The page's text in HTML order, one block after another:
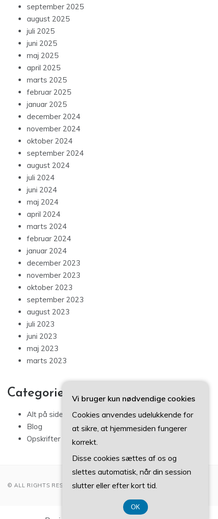
september 2025
august 2025
juli 2025
juni 2025
maj 2025
april 2025
marts 2025
februar 2025
januar 2025
december 2024
november 2024
oktober 2024
september 2024
august 2024
juli 2024
juni 2024
maj 2024
april 2024
marts 2024
februar 2024
januar 2024
december 2023
november 2023
oktober 2023
september 2023
august 2023
juli 2023
juni 2023
maj 2023
marts 2023
Categories
Alt på siden
Blog
Opskrifter
© ALL RIGHTS RESERVED 2022
Vi bruger kun nødvendige cookies
Cookies anvendes udelukkende for
at sikre, at hjemmesiden fungerer
korrekt.
Disse cookies sættes af os og
slettes automatisk, når din session
slutter eller efter kort tid.
OK